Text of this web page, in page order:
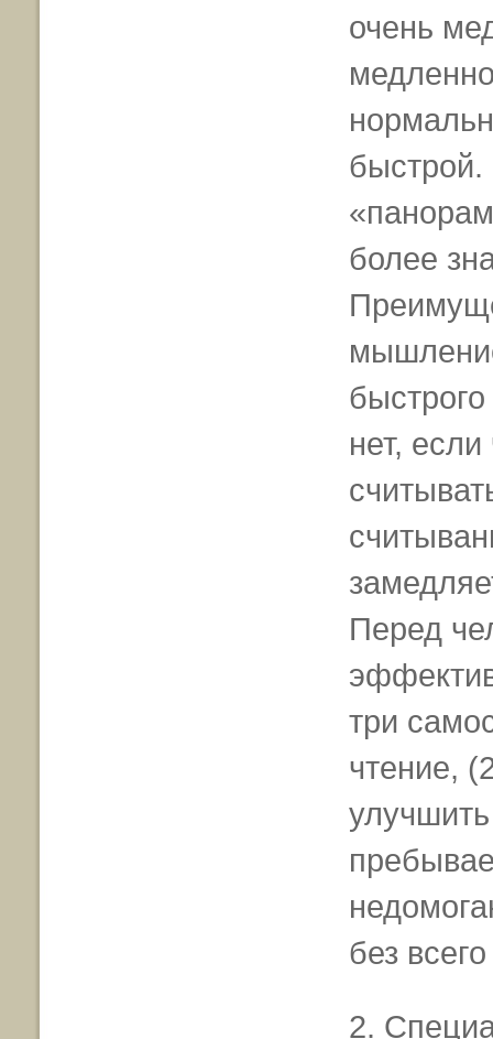
очень
быстрой.
более
нет,
Перед
три
чтение,
без всего
2.